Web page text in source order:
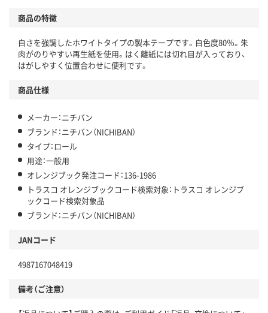
商品の特徴
白さを強調したホワイトタイプの製本テープです。白色度80％。朱
肉がのりやすい再生紙を使用。はく離紙には切れ目が入っており、
はがしやすく位置合わせに便利です。
商品仕様
メーカー：ニチバン
ブランド：ニチバン（NICHIBAN）
タイプ：ロール
用途：一般用
オレンジブック発注コード：136-1986
トラスコ オレンジブックコード検索対象：トラスコ オレンジブ
ックコード検索対象品
ブランド：ニチバン（NICHIBAN）
JANコード
4987167048419
備考（ご注意）